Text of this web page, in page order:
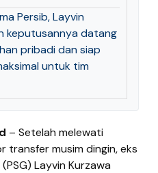
Persib, Layvin
keputusannya datang
pribadi dan siap
untuk tim
– Setelah melewati
transfer musim dingin, eks
Layvin Kurzawa